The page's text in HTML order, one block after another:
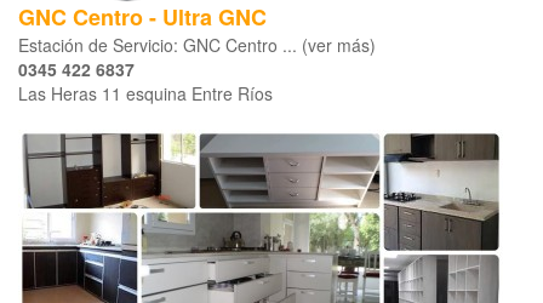
GNC Centro - Ultra GNC
Estación de Servicio: GNC Centro ... (ver más)
0345 422 6837
Las Heras 11 esquina Entre Ríos